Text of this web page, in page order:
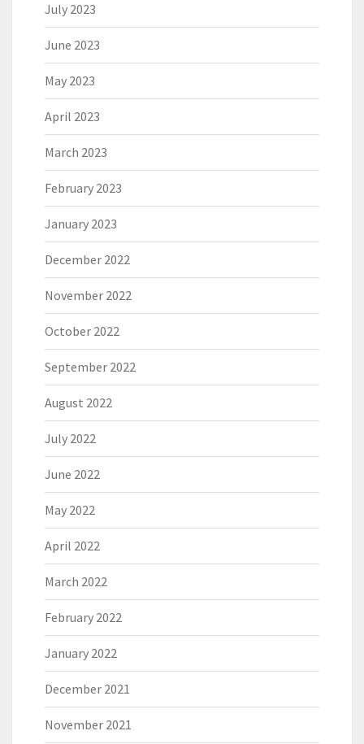
July 2023
June 2023
May 2023
April 2023
March 2023
February 2023
January 2023
December 2022
November 2022
October 2022
September 2022
August 2022
July 2022
June 2022
May 2022
April 2022
March 2022
February 2022
January 2022
December 2021
November 2021